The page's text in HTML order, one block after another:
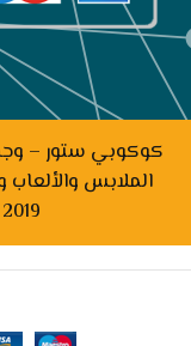
كوكوبي ستور –
الملابس
2019 جميع الحقوق محفوظة.